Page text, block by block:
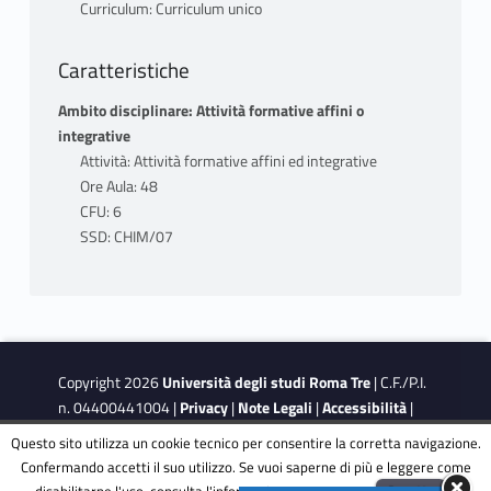
HOMO & LUMO; O.M. e teoria delle bande
6 Solare termico e fotovoltaico: giunzione p-
funzionamento, materiali. Celle organiche:
DSSC, small molecule organic solar cell,
polymer solar cell. LED, OLED. Tecnologia del
Silicio: purificazione e cristallizzazione
(processi Siemens e Czochralski);
8 Richiami di elettrochimica. Cenni di
conducibilità elettrica di soluzioni:
conduttori elettronici e ionici; cenni di
struttura dei solidi (reticolo cristallini, indici
di Miller, difetti). Interfase elettrica;
conduttanza (Legge di migrazione
Curriculum: Curriculum unico
Caratteristiche
Ambito disciplinare: Attività formative affini o
integrative
Attività: Attività formative affini ed integrative
Ore Aula: 48
CFU: 6
SSD: CHIM/07
Copyright 2026Università degli studi Roma Tre| C.F./P.I.
n. 04400441004 |Privacy|Note Legali |Accessibilità|
Obiettivi di accessibilità
| Dichiarazione di accessibilità
Questo sito utilizza un cookie tecnico per consentire la corretta navigazione.
Confermando accetti il suo utilizzo. Se vuoi saperne di più e leggere come